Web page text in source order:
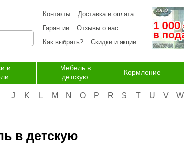
Контакты
Доставка и оплата
Гарантии
Отзывы о нас
Как выбрать?
Скидки и акции
и
Мебель в
детскую
Кормление
J K L M N O P R S T U V W
в детскую